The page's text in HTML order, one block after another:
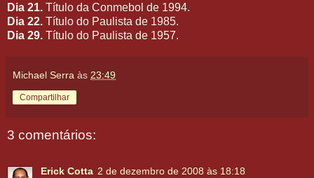
Dia 21. Título da Conmebol de 1994.
Dia 22. Título do Paulista de 1985.
Dia 29. Título do Paulista de 1957.
Michael Serra às 23:49
Compartilhar
3 comentários:
Erick Cotta 2 de dezembro de 2008 às 18:18